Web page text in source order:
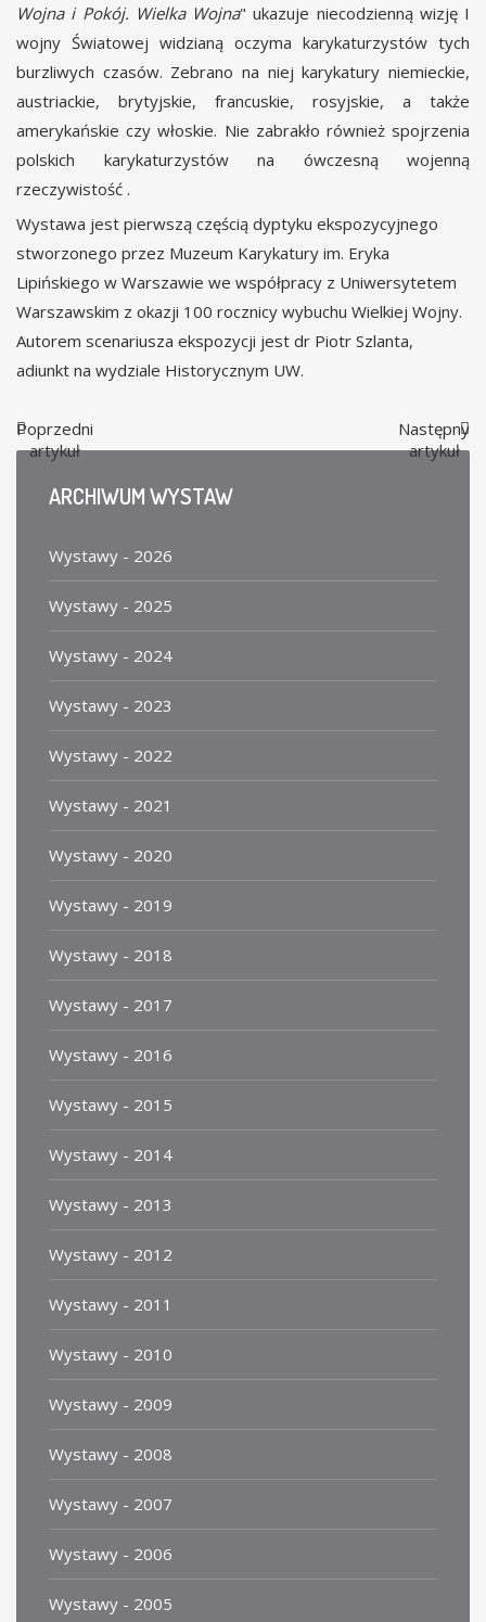
Wojna i Pokój. Wielka Wojna" ukazuje niecodzienną wizję I
wojny Światowej widzianą oczyma karykaturzystów tych
burzliwych czasów. Zebrano na niej karykatury niemieckie,
austriackie, brytyjskie, francuskie, rosyjskie, a także
amerykańskie czy włoskie. Nie zabrakło również spojrzenia
polskich karykaturzystów na ówczesną wojenną
rzeczywistość .
Wystawa jest pierwszą częścią dyptyku ekspozycyjnego
stworzonego przez Muzeum Karykatury im. Eryka
Lipińskiego w Warszawie we współpracy z Uniwersytetem
Warszawskim z okazji 100 rocznicy wybuchu Wielkiej Wojny.
Autorem scenariusza ekspozycji jest dr Piotr Szlanta,
adiunkt na wydziale Historycznym UW.
Poprzedni
artykuł
Następny
artykuł
ARCHIWUMWYSTAW
Wystawy - 2026
Wystawy - 2025
Wystawy - 2024
Wystawy - 2023
Wystawy - 2022
Wystawy - 2021
Wystawy - 2020
Wystawy - 2019
Wystawy - 2018
Wystawy - 2017
Wystawy - 2016
Wystawy - 2015
Wystawy - 2014
Wystawy - 2013
Wystawy - 2012
Wystawy - 2011
Wystawy - 2010
Wystawy - 2009
Wystawy - 2008
Wystawy - 2007
Wystawy - 2006
Wystawy - 2005